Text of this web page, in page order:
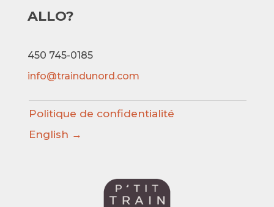
ALLO?
450 745-0185
info@traindunord.com
Politique de confidentialité
English →